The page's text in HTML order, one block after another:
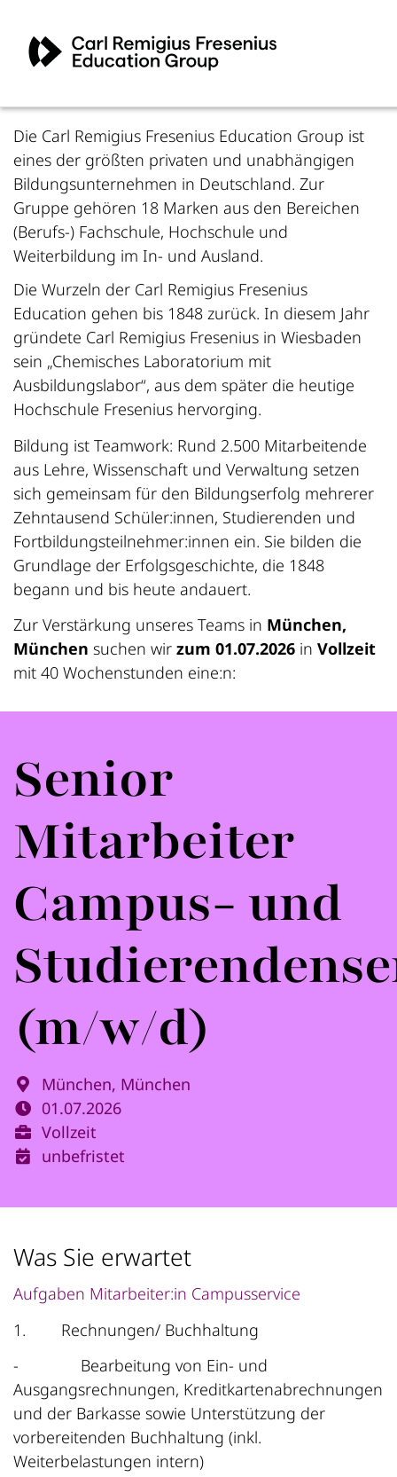
Senior
Mitarbeiter
Campus- und
(m/w/d)
München, München
01.07.2026
Vollzeit
unbefristet
Die Carl Remigius Fresenius Education Group ist
eines der größten privaten und unabhängigen
Bildungsunternehmen in Deutschland. Zur
Gruppe gehören 18 Marken aus den Bereichen
(Berufs-) Fachschule, Hochschule und
Weiterbildung im In- und Ausland.
Die Wurzeln der Carl Remigius Fresenius
Education gehen bis 1848 zurück. In diesem Jahr
gründete Carl Remigius Fresenius in Wiesbaden
sein „Chemisches Laboratorium mit
Ausbildungslabor“, aus dem später die heutige
Hochschule Fresenius hervorging.
Bildung ist Teamwork: Rund 2.500 Mitarbeitende
aus Lehre, Wissenschaft und Verwaltung setzen
sich gemeinsam für den Bildungserfolg mehrerer
Zehntausend Schüler:innen, Studierenden und
Fortbildungsteilnehmer:innen ein. Sie bilden die
Grundlage der Erfolgsgeschichte, die 1848
begann und bis heute andauert.
Zur Verstärkung unseres Teams in München,
München suchen wir zum 01.07.2026 in Vollzeit
mit 40 Wochenstunden eine:n:
Was Sie erwartet
Aufgaben Mitarbeiter:in Campusservice
1. Rechnungen/ Buchhaltung
- Bearbeitung von Ein- und
Ausgangsrechnungen, Kreditkartenabrechnungen
und der Barkasse sowie Unterstützung der
vorbereitenden Buchhaltung (inkl.
Weiterbelastungen intern)